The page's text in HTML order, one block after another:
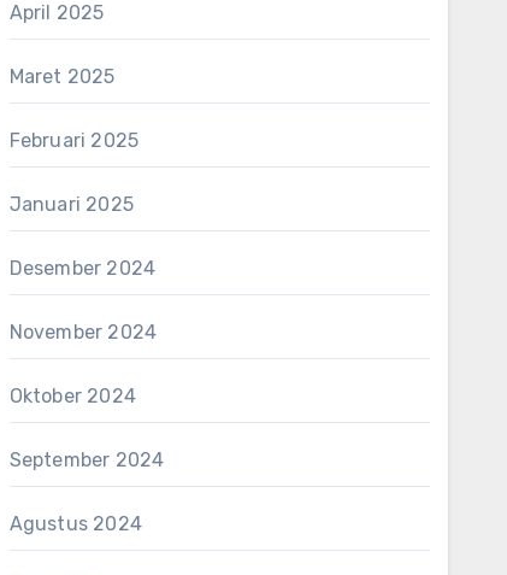
April 2025
Maret 2025
Februari 2025
Januari 2025
Desember 2024
November 2024
Oktober 2024
September 2024
Agustus 2024